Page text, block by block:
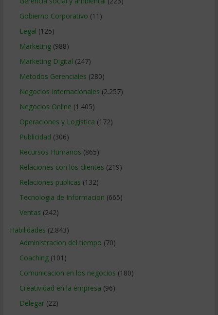
Gobierno Corporativo (11)
Legal (125)
Marketing(988)
Marketing Digital (247)
Métodos Gerenciales (280)
Negocios Internacionales (2.257)
Negocios Online (1.405)
Operaciones y Logística (172)
Publicidad (306)
Recursos Humanos (865)
Relaciones con los clientes (219)
Relaciones publicas (132)
Tecnologia de Informacion (665)
Ventas (242)
Habilidades (2.843)
Administracion del tiempo (70)
Coaching(101)
Comunicacion en los negocios (180)
Creatividad en la empresa (96)
Delegar(22)